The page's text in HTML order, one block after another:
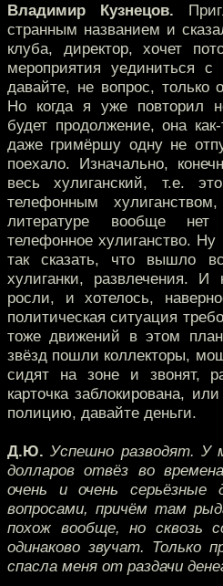
Владимир Кузнецов.
странным названием и
клуба, директор, хочет
мероприятия уединиться
давайте, не вопрос, только
Но когда я уже повторил
будет продолжение, она
даже гримёршу одну не
поехало. Изначально,
весь хулиганский, т.е.
телефонным
литературе вообще нет
телефонное хулиганство.
так сказать, что вышло
хулиганки, развлечения.
росли, и хотелось,
политическая ситуация
тоже движений в этом
звёзд пошли коллекторы,
сидят на зоне и звонят,
карточка заблокирована,
полицию, давайте деньги.
Д.Ю. Успешно разводят. У
долларов отвёз во
очень и очень серьёзные
вопросами, причём там
похож вообще, но сквозь
одинаково звучат. Только
спасла меня от раздачи